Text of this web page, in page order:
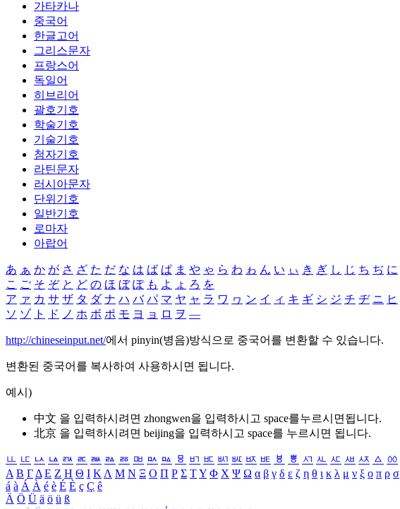
가타카나
중국어
한글고어
그리스문자
프랑스어
독일어
히브리어
괄호기호
학술기호
기술기호
첨자기호
라틴문자
러시아문자
단위기호
일반기호
로마자
아랍어
あ ぁ か が さ ざ た だ な は ば ぱ ま や ゃ ら わ ゎ ん い ぃ き ぎ し じ ち ぢ に
こ ご そ ぞ と ど の ほ ぼ ぽ も よ ょ ろ を
ア ァ カ サ ザ タ ダ ナ ハ バ パ マ ヤ ャ ラ ワ ヮ ン イ ィ キ ギ シ ジ チ ヂ ニ ヒ
ソ ゾ ト ド ノ ホ ボ ポ モ ヨ ョ ロ ヲ ―
http://chineseinput.net/에서 pinyin(병음)방식으로 중국어를 변환할 수 있습니다.
변환된 중국어를 복사하여 사용하시면 됩니다.
예시)
中文 을 입력하시려면 zhongwen을 입력하시고 space를누르시면됩니다.
北京 을 입력하시려면 beijing을 입력하시고 space를 누르시면 됩니다.
ㅥ ㅦ ㅧ ㅨ ㅩ ㅪ ㅫ ㅬ ㅭ ㅮ ㅯ ㅰ ㅱ ㅲ ㅳ ㅴ ㅵ ㅶ ㅷ ㅸ ㅹ ㅺ ㅻ ㅼ ㅽ ㅾ ㅿ ㆀ
Α Β ΓΔ Ε Ζ Η Θ Ι ΚΛ Μ Ν Ξ Ο Π Ρ Σ ΤΥ Φ Χ Ψ Ω α β γ δ ε ζ η θ ι κ λ μ ν ξ ο π ρ σ
á à Á À é è É È ç Ç ê
Ä Ö Ü ä ö ü ß